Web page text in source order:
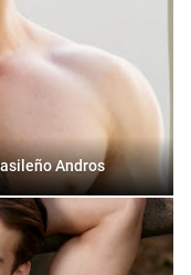
Andros